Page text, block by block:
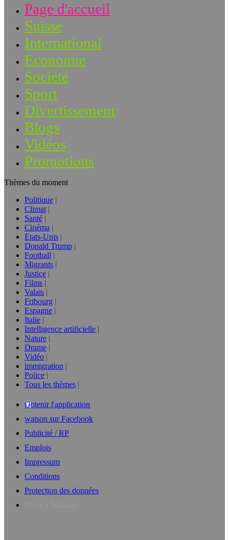
Page d'accueil
Suisse
International
Economie
Société
Sport
Divertissement
Blogs
Vidéos
Promotions
Thèmes du moment
Politique
Climat
Santé
Cinéma
Etats-Unis
Donald Trump
Football
Migrants
Justice
Films
Valais
Fribourg
Espagne
Italie
Intelligence artificielle
Nature
Drame
Vidéo
immigration
Police
Tous les thèmes
Obtenir l'application
watson sur Facebook
Publicité / RP
Emplois
Impressum
Conditions
Protection des données